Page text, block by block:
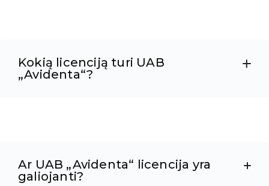
Kokią licenciją turi UAB
„Avidenta“?
Ar UAB „Avidenta“ licencija yra
galiojanti?